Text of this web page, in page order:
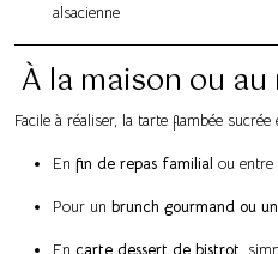
alsacienne
À la maison ou
Facile à réaliser, la tarte flambée sucrée
En fin de repas familial ou entre
Pour un brunch gourmand ou
En carte dessert de bistrot ,